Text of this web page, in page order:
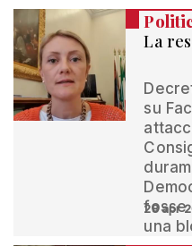
La
su
fosse
una
28 apr